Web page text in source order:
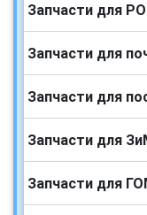
Запчасти для
Запчасти для
Запчасти для
Запчасти для
Запчасти для